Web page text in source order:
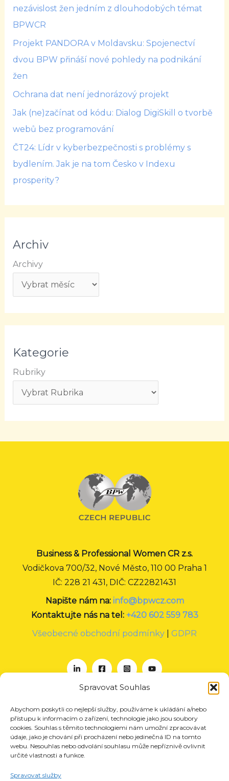
Spravovat Souhlas
Abychom poskytli co nejlepší služby, používáme k ukládání a/nebo
přístupu k informacím o zařízení, technologie jako jsou soubory
cookies. Souhlas s těmito technologiemi nám umožní zpracovávat
údaje, jako je chování při procházení nebo jedinečná ID na tomto
webu. Nesouhlas nebo odvolání souhlasu může nepříznivě ovlivnit
určité vlastnosti a funkce.
Spravovat služby
nezávislost žen jedním z dlouhodobých témat
BPWCR
Projekt PANDORA v Moldavsku: Spojenectví
dvou BPW přináší nové pohledy na podnikání
žen
Ochrana dat není jednorázový projekt
Jak (ne)začínat od kódu: Dialog DigiSkill o tvorbě
webů bez programování
ČT24: Lídr v kyberbezpečnosti s problémy s
bydlením. Jak je na tom Česko v Indexu
prosperity?
Archiv
Archivy
Kategorie
Rubriky
Business & Professional Women CR z.s.
Vodičkova 700/32, Nové Město, 110 00 Praha 1
IČ: 228 21 431, DIČ: CZ22821431
Napište nám na: info@bpwcz.com
Kontaktujte nás na tel: +420 602 559 783
Všeobecné obchodní podmínky
GDPR
O nás
Projekty
Členství